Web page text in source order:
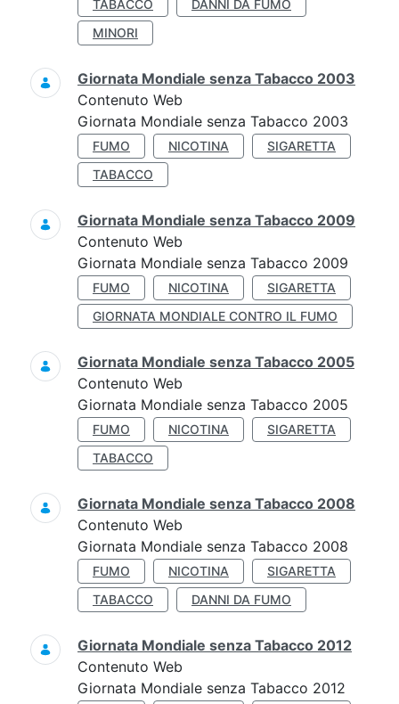
TABACCO
DANNI DA FUMO
MINORI
Giornata Mondiale senza Tabacco 2003
Contenuto Web
Giornata Mondiale senza Tabacco 2003
FUMO NICOTINA
SIGARETTA
TABACCO
Giornata Mondiale senza Tabacco 2009
Contenuto Web
Giornata Mondiale senza Tabacco 2009
FUMO NICOTINA
SIGARETTA
GIORNATA MONDIALE CONTRO IL FUMO
Giornata Mondiale senza Tabacco 2005
Contenuto Web
Giornata Mondiale senza Tabacco 2005
FUMO NICOTINA
SIGARETTA
TABACCO
Giornata Mondiale senza Tabacco 2008
Contenuto Web
Giornata Mondiale senza Tabacco 2008
FUMO NICOTINA
SIGARETTA
TABACCO
DANNI DA FUMO
Giornata Mondiale senza Tabacco 2012
Contenuto Web
Giornata Mondiale senza Tabacco 2012